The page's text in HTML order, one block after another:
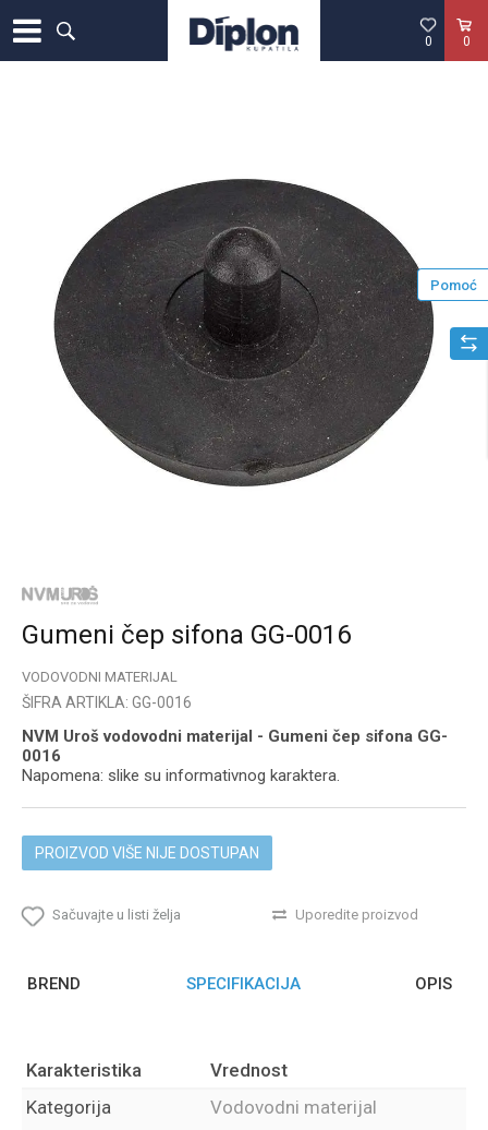
0
0
Gumeni čep sifona GG-0016
VODOVODNI MATERIJAL
ŠIFRA ARTIKLA: GG-0016
NVM Uroš vodovodni materijal - Gumeni čep sifona GG-
0016
Napomena: slike su informativnog karaktera.
PROIZVOD VIŠE NIJE DOSTUPAN
Sačuvajte u listi želja Uporedite proizvod
Pomoć
BREND SPECIFIKACIJA OPIS
Karakteristika
Vrednost
Kategorija
Vodovodni materijal